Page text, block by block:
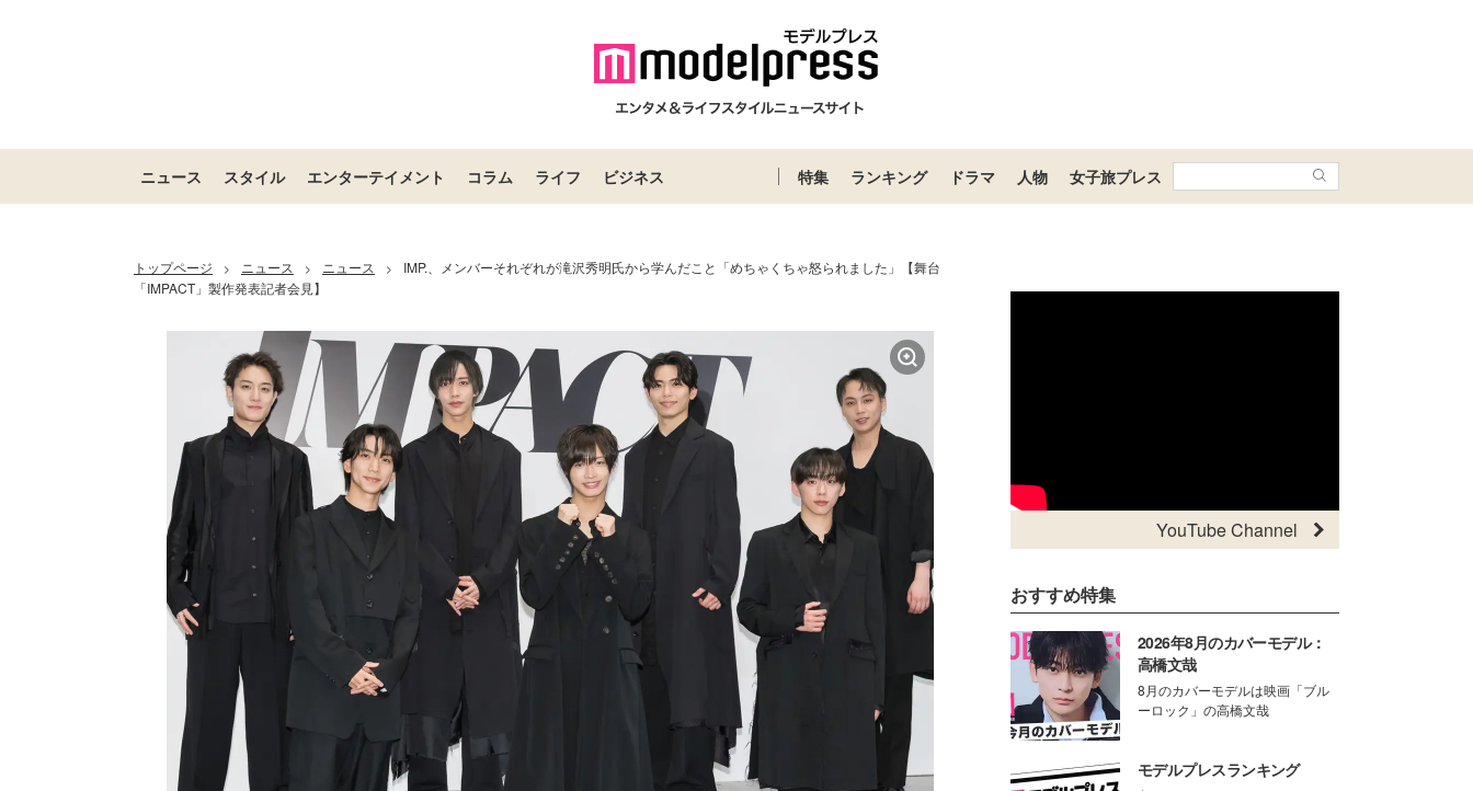
ニュース スタイル エンターテイメント コラム ライフ ビジネス 特集 ランキング ドラマ 人物 女子旅プレス
トップページ > ニュース > ニュース >
IMP.、メンバーそれぞれが滝沢秀明氏から学んだこと「めちゃくちゃ怒られました」【舞台
「IMPACT」製作発表記者会見】
YouTube Channel
おすすめ特集
2026年8月のカバーモデル：
高橋文哉
8月のカバーモデルは映画「ブル
ーロック」の高橋文哉
モデルプレスランキング